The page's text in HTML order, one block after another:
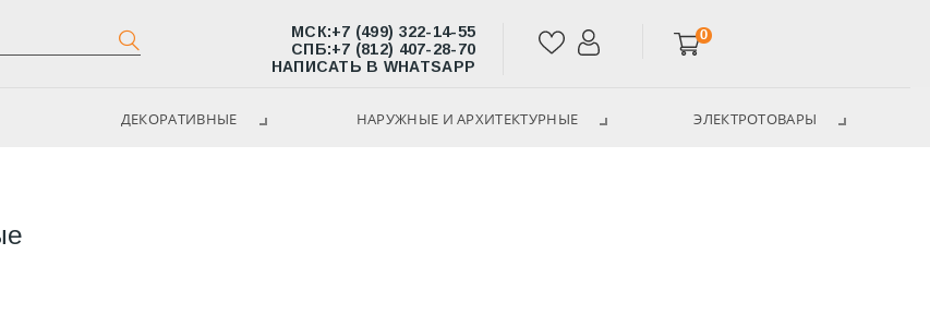
МСК:+7 (499) 322-14-55
СПБ:+7 (812) 407-28-70
НАПИСАТЬ В WHATSAPP
0
ДЕКОРАТИВНЫЕ НАРУЖНЫЕ И АРХИТЕКТУРНЫЕ ЭЛЕКТРОТОВАРЫ